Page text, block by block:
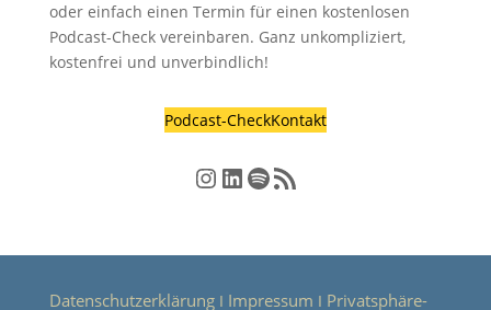
oder einfach einen Termin für einen kostenlosen
Podcast-Check vereinbaren. Ganz unkompliziert,
kostenfrei und unverbindlich!
Podcast-CheckKontakt
Instagram
LinkedIn
Spotify
RSS-Feed
DatenschutzerklärungΙ Impressum Ι Privatsphäre-